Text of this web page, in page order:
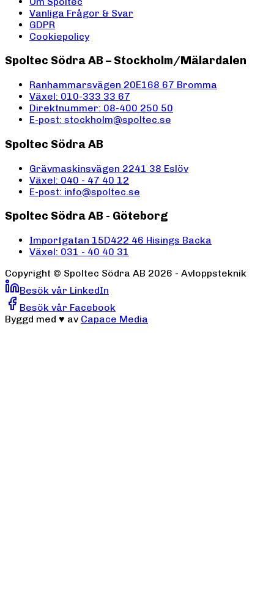
Vanliga Frågor & Svar
GDPR
Cookiepolicy
Spoltec Södra AB – Stockholm/Mälardalen
Ranhammarsvägen 20E168 67 Bromma
Växel: 010-333 33 67
Direktnummer: 08-400 250 50
E-post: stockholm@spoltec.se
Spoltec Södra AB
Grävmaskinsvägen 2241 38 Eslöv
Växel: 040 - 47 40 12
E-post: info@spoltec.se
Spoltec Södra AB - Göteborg
Importgatan 15D422 46 Hisings Backa
Växel: 031 - 40 40 31
Copyright © Spoltec Södra AB 2026 - Avloppsteknik
Besök vår LinkedIn
Besök vår Facebook
Byggd med ♥ av Capace Media